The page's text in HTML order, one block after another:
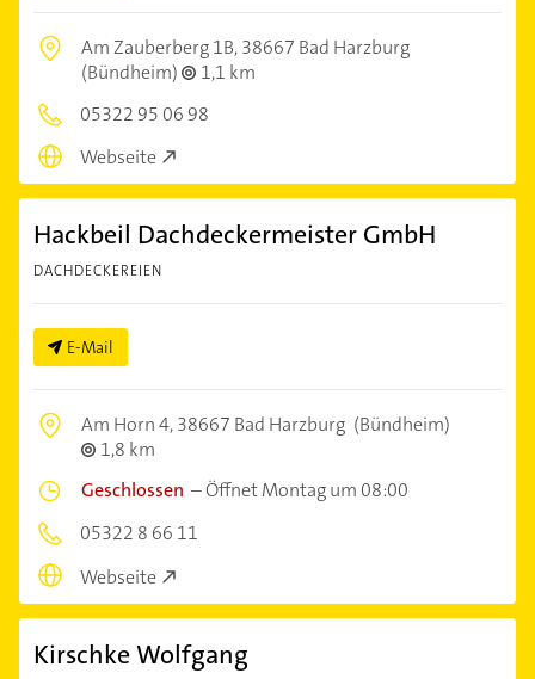
Am Zauberberg 1B,38667 Bad Harzburg
(Bündheim)
1,1 km
05322 95 06 98
Webseite
Hackbeil Dachdeckermeister GmbH
DACHDECKEREIEN
E-Mail
Am Horn 4,38667 Bad Harzburg (Bündheim)
1,8 km
Geschlossen –Öffnet Montag um 08:00
05322 8 66 11
Webseite
Kirschke Wolfgang